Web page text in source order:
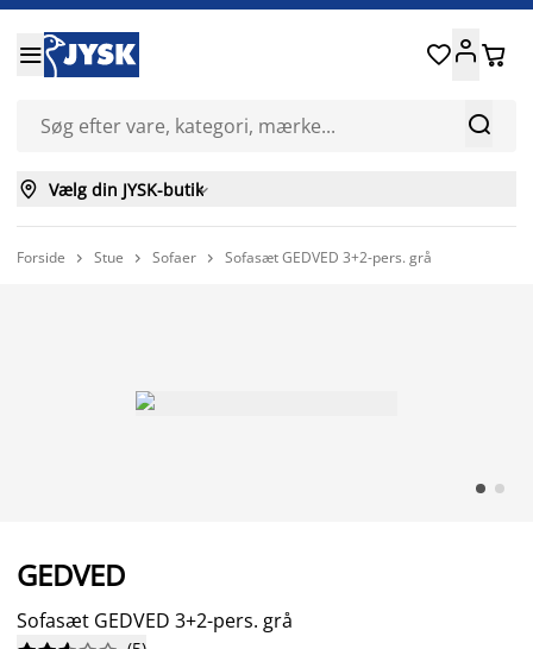


 
 Vælg din JYSK-butik
Forside  Stue  Sofaer  Sofasæt GEDVED 3+2-pers. grå
GEDVED
Sofasæt GEDVED 3+2-pers. grå